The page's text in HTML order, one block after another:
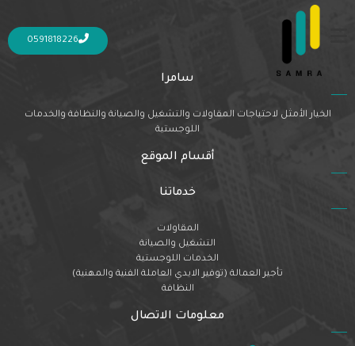
0591818226
Nothing Found
It seems we can’t find what you’re looking for. Perhaps searching can help.
سامرا
الخيار الأمثل لاحتياجات المقاولات والتشغيل والصيانة والنظافة والخدمات
اللوجستية
أقسام الموقع
خدماتنا
المقاولات
التشغيل والصيانة
الخدمات اللوجستية
تأجير العمالة (توفير الايدي العاملة الفنية والمهنية)
النظافة
معلومات الاتصال